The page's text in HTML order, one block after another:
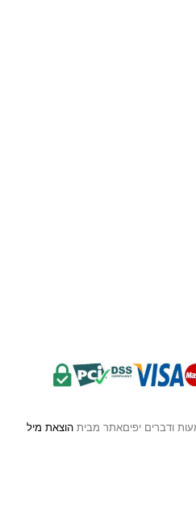
ודברים יפיםאתר מביתהוצאת מיל